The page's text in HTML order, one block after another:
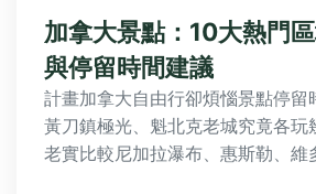
加拿大景點：10大熱門
與停留時間建議
計畫加拿大自由行卻煩惱景點停留
黃刀鎮極光、魁北克老城究竟各玩
老實比較尼加拉瀑布、惠斯勒、維